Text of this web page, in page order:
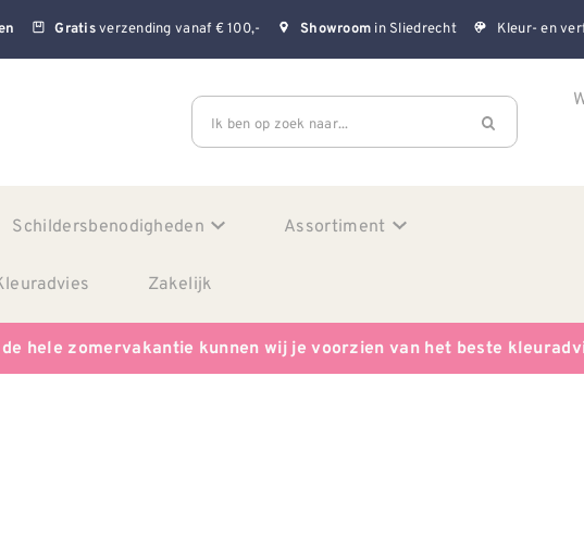
Gratisverzending vanaf € 100,- Showroom in Sliedrecht Kleur- en
Ik ben op zoek naar...
Schildersbenodigheden Assortiment
Zakelijk
hele zomervakantie kunnen wij je voorzien van het beste